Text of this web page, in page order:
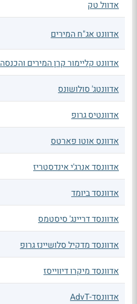
אדוול טק
אדוונט אג"ח המירים
אדוונט קליימור קרן המירים והכנסה
אדוונטג' סולושונס
אדוונטיס גרופ
אדוונס אוטו פארטס
אדוונסד אנרג'י אינדסטריז
אדוונסד ביומד
אדוונסד דריינג' סיסטמס
אדוונסד מדקיל סלושיינז גרופ
אדוונסד מיקרו דיווייסז
אדוונסד-AdvT